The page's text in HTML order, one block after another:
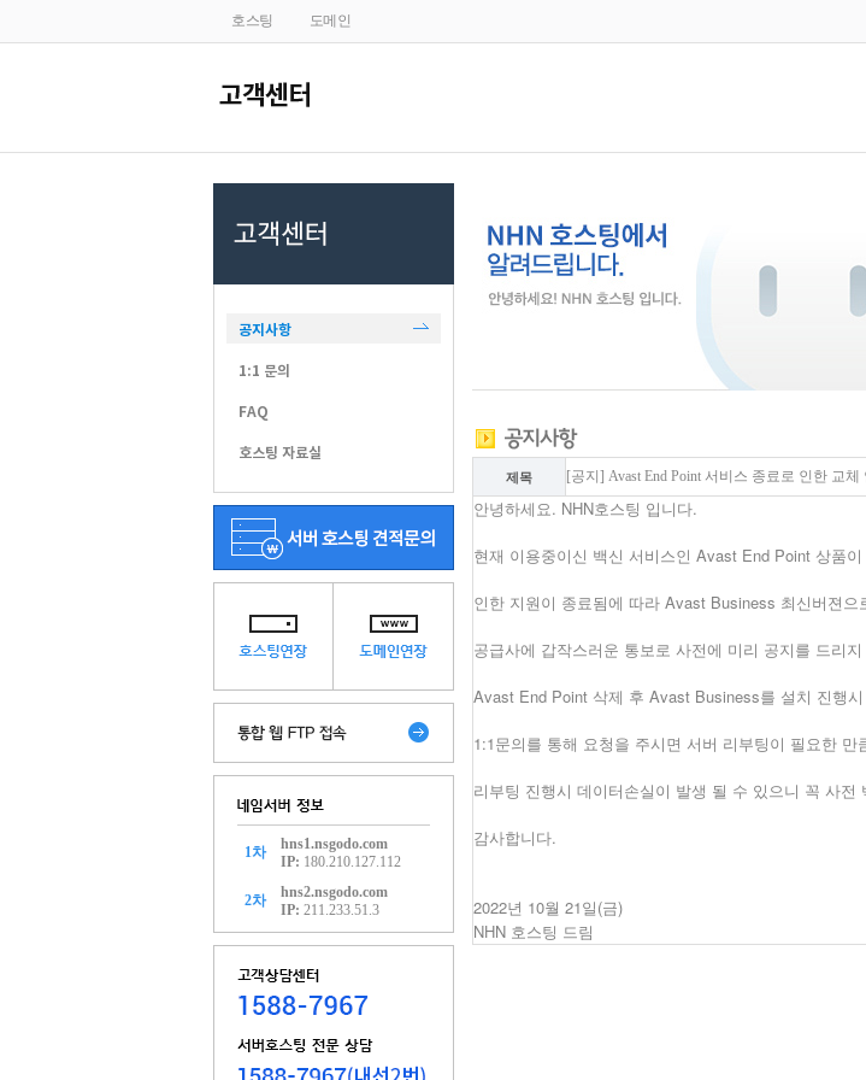
호스팅 도메인
공지사항
1:1 문의
FAQ
호스팅 자료실
1차
hns1.nsgodo.com
IP: 180.210.127.112
2차
hns2.nsgodo.com
IP: 211.233.51.3
제목 [공지] Avast End Point 서비스 종료로 인한 교체
안녕하세요. NHN호스팅 입니다.
현재 이용중이신 백신 서비스인 Avast End Point 상품
인한 지원이 종료됨에 따라 Avast Business 최신버젼으
공급사에 갑작스러운 통보로 사전에 미리 공지를 드리
Avast End Point 삭제 후 Avast Business를 설치 진행
1:1문의를 통해 요청을 주시면 서버 리부팅이 필요한
리부팅 진행시 데이터손실이 발생 될 수 있으니 꼭 사전
감사합니다.
2022년 10월 21일(금)
NHN 호스팅 드림